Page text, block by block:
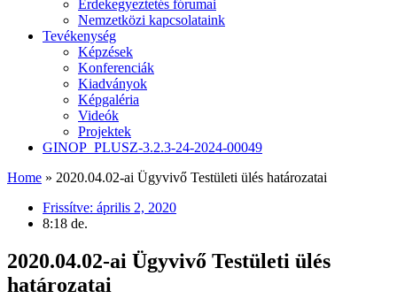
Érdekegyeztetés fórumai
Nemzetközi kapcsolataink
Tevékenység
Képzések
Konferenciák
Kiadványok
Képgaléria
Videók
Projektek
GINOP_PLUSZ-3.2.3-24-2024-00049
Home » 2020.04.02-ai Ügyvivő Testületi ülés határozatai
Frissítve: április 2, 2020
8:18 de.
2020.04.02-ai Ügyvivő Testületi ülés
határozatai